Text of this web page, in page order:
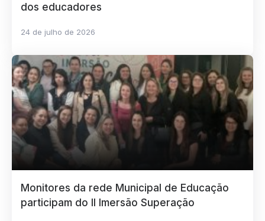
dos educadores
24 de julho de 2026
Monitores da rede Municipal de Educação
participam do II Imersão Superação